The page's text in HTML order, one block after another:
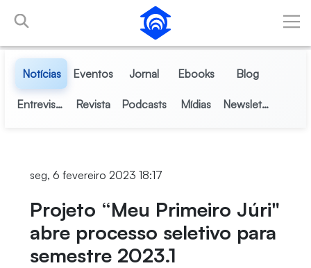
Pular para o Conteúdo principal
Notícias Eventos Jornal Ebooks Blog
Entrevistas Revista Podcasts Mídias Newsletter
seg, 6 fevereiro 2023 18:17
Projeto “Meu Primeiro Júri"
abre processo seletivo para
semestre 2023.1